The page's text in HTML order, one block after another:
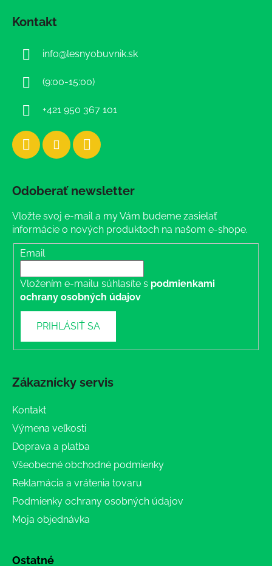
Kontakt
info@lesnyobuvnik.sk
(9:00-15:00)
+421 950 367 101
Odoberať newsletter
Vložte svoj e-mail a my Vám budeme zasielať
informácie o nových produktoch na našom e-shope.
Email
Vložením e-mailu súhlasíte s podmienkami
ochrany osobných údajov
PRIHLÁSIŤ SA
Zákaznícky servis
Kontakt
Výmena veľkosti
Doprava a platba
Všeobecné obchodné podmienky
Reklamácia a vrátenia tovaru
Podmienky ochrany osobných údajov
Moja objednávka
Ostatné